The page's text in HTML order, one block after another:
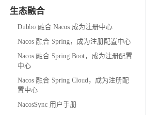
生态融合
Dubbo 融合 Nacos 成为注册中心
Nacos 融合 Spring，成为注册配置中心
Nacos 融合 Spring Boot，成为注册配置
中心
Nacos 融合 Spring Cloud，成为注册配
置中心
NacosSync 用户手册